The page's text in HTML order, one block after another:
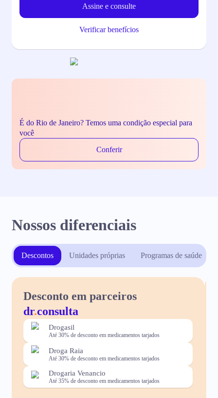
Assine e consulte
Verificar benefícios
É do Rio de Janeiro? Temos uma condição especial para
você
Conferir
Nossos diferenciais
Descontos Unidades próprias Programas de saúde
Desconto em parceiros
dr.consulta
Drogasil
Até 30% de desconto em medicamentos tarjados
Droga Raia
Até 30% de desconto em medicamentos tarjados
Drogaria Venancio
Até 35% de desconto em medicamentos tarjados